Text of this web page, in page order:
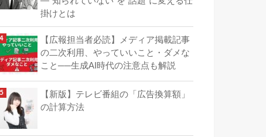
掛けとは
【広報担当者必読】メディア掲載記事
の二次利用、やっていいこと・ダメな
こと──生成AI時代の注意点も解説
【新版】テレビ番組の「広告換算額」
の計算方法